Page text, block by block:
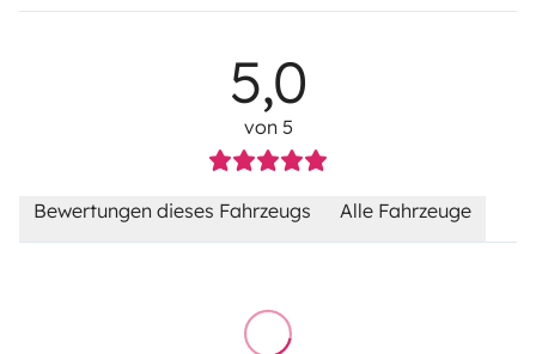
5,0
von 5
Bewertungen dieses Fahrzeugs Alle Fahrzeuge